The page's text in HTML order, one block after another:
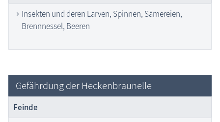
Insekten und deren Larven, Spinnen, Sämereien,
Brennnessel, Beeren
Gefährdung der Heckenbraunelle
Feinde